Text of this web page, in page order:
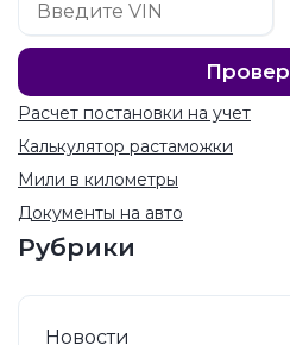
Расчет постановки на учет
Калькулятор растаможки
Мили в километры
Документы на авто
Рубрики
Новости